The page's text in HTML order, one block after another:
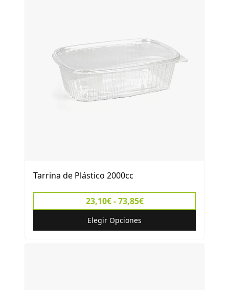
Tarrina de Plástico 2000cc
23,10€ - 73,85€
Elegir Opciones